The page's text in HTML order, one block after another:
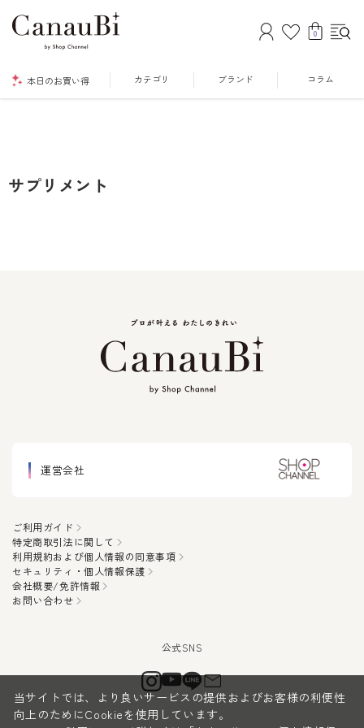
0
本日のお買い得 カテゴリ ブランド コラム
サプリメント
運営会社
ご利用ガイド
特定商取引法に関して
利用規約および個人情報の同意事項
セキュリティ・個人情報保護
会社概要/免許情報
お問い合わせ
当サイトでは、より良いサービスの提供およびお客様の利便性
向上のためにCookieを使用しています。